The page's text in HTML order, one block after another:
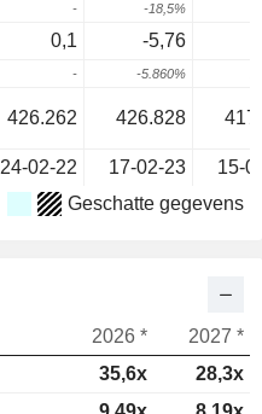
- -18,5%
0,1 -5,76
- -5.860%
426.262 426.828
24-02-22 17-02-23 15-
Geschatte gegevens
2026 *
2027 *
35,6x
28,3x